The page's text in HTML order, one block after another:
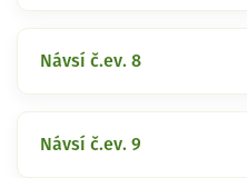
Návsí č.ev. 8
Návsí č.ev. 9